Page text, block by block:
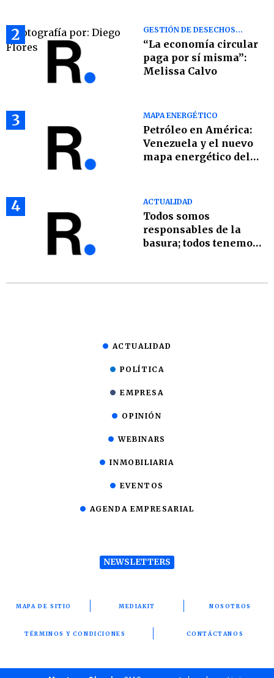
2
GESTIÓN DE DESECHOS
SÓLIDOS
“La economía circular
paga por sí misma”:
Melissa Calvo
3 MAPA ENERGÉTICO
Petróleo en América:
Venezuela y el nuevo
mapa energético del
4 ACTUALIDAD
Todos somos
responsables de la
basura; todos tenemos
ACTUALIDAD
POLÍTICA
EMPRESA
OPINIÓN
WEBINARS
INMOBILIARIA
EVENTOS
AGENDA EMPRESARIAL
NEWSLETTERS
MAPA DE SITIO MEDIAKIT NOSOTROS
TÉRMINOS Y CONDICIONES CONTÁCTANOS